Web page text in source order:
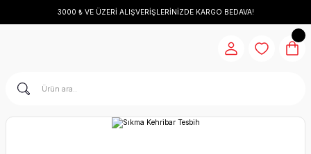
3000 ₺ VE ÜZERİ ALIŞVERİŞLERİNİZDE KARGO BEDAVA!